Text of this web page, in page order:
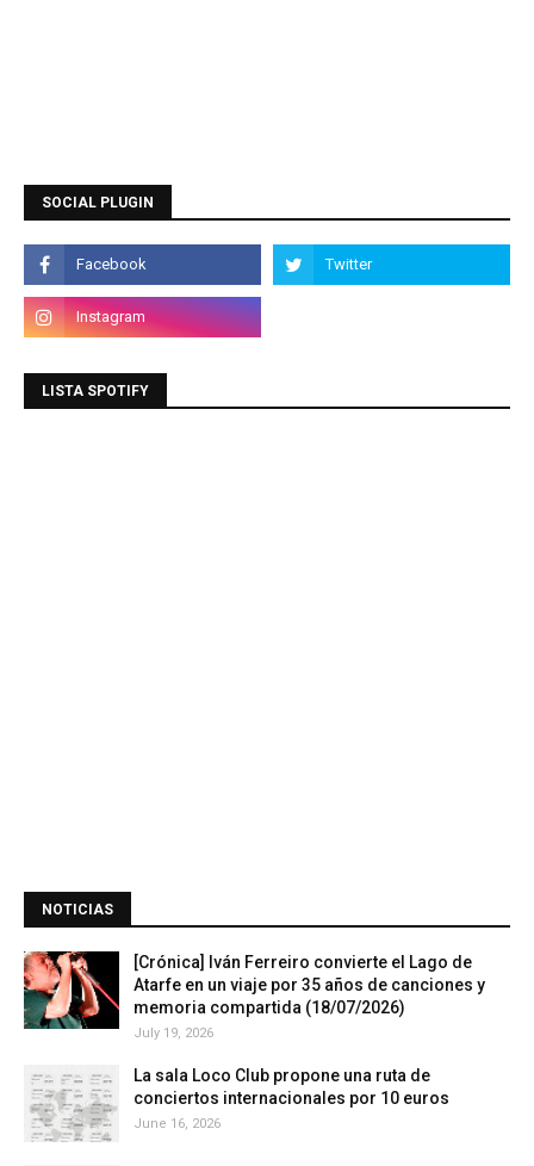
SOCIAL PLUGIN
LISTA SPOTIFY
NOTICIAS
[Crónica] Iván Ferreiro convierte el Lago de
Atarfe en un viaje por 35 años de canciones y
memoria compartida (18/07/2026)
July 19, 2026
La sala Loco Club propone una ruta de
conciertos internacionales por 10 euros
June 16, 2026